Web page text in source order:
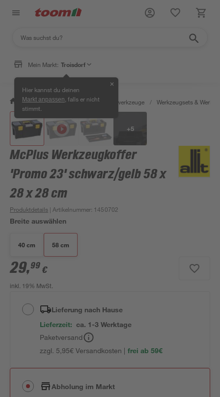
Mein Markt: Troisdorf
Hier kannst du deinen
Markt anpassen , falls er nicht
stimmt.
✕
/ Werkstatt & Maschinen / Handwerkzeuge / Werkzeugsets &
+5
McPlus Werkzeugkoffer
'Promo 23' schwarz/gelb 58 x
28 x 28 cm
Produktdetails | Artikelnummer: 1450702
Breite auswählen
40 cm 58 cm
29,99 €
inkl. 19% MwSt.
Lieferung nach Hause
Lieferzeit: ca. 1-3 Werktage
Paketversand
zzgl. 5,95€ Versandkosten | frei ab 59€
Abholung im Markt